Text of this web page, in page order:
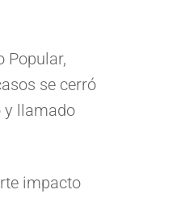
Popular,
se cerró
y llamado
impacto